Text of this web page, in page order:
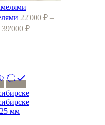
22'000 ₽ –
39'000 ₽
мм